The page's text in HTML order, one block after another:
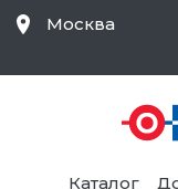
Москва
Каталог
Средства Контроля
Статического
Электричества и
Безопасности,